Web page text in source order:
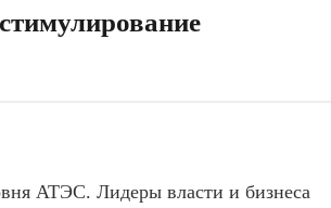
АТЭС. Лидеры власти и бизнеса